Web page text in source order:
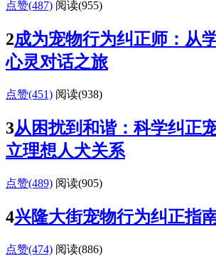
点赞(487) 阅读(955)
2成为宠物行为纠正师：从
心灵对话之旅
点赞(451) 阅读(938)
3从困扰到和谐：科学纠正
立理想人犬关系
点赞(489) 阅读(905)
4兴隆大街宠物行为纠正指
点赞(474) 阅读(886)